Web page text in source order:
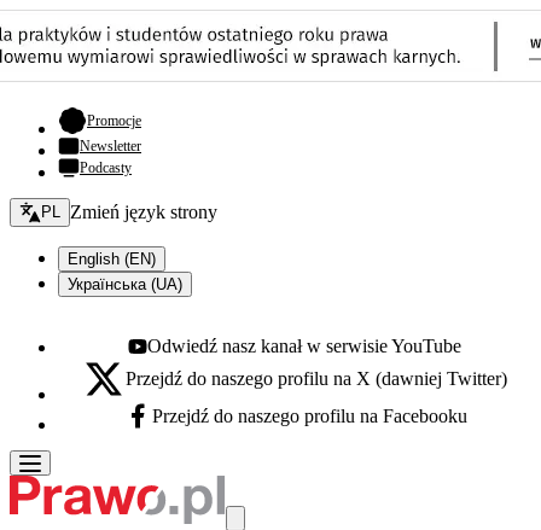
Promocje- otwiera się w nowej karcie
Newsletter
Podcasty
Zmień język - bieżący:
PL Zmień język strony
English (EN)
Українська (UA)
Youtube - otwiera się w nowej karcie
Odwiedź nasz kanał w serwisie YouTube
X - otwiera się w nowej karcie
Przejdź do naszego profilu na X (dawniej Twitter)
Facebook - otwiera się w nowej karcie
Przejdź do naszego profilu na Facebooku